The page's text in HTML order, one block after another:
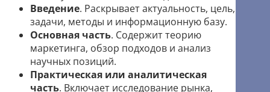
Введение. Раскрывает актуальность, цель,
задачи, методы и информационную базу.
Основная часть. Содержит теорию
маркетинга, обзор подходов и анализ
научных позиций.
Практическая или аналитическая
часть. Включает исследование рынка,